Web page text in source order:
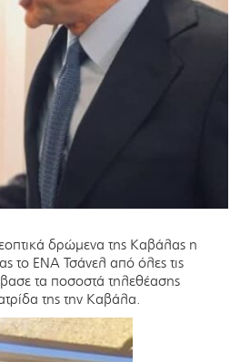
δρώμενα της Καβάλας η
το ΕΝΑ Τσάνελ από όλες τις
τα ποσοστά τηλεθέασης
της την Καβάλα.